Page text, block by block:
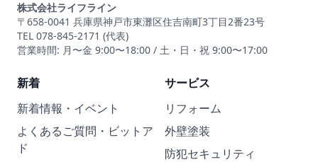
株式会社ライフライン
〒658-0041 兵庫県神戸市東灘区住吉南町3丁目2番23号
TEL 078-845-2171 (代表)
営業時間: 月〜金 9:00〜18:00 / 土・日・祝 9:00〜17:00
新着
新着情報・イベント
よくあるご質問・ビットア
ド
サービス
リフォーム
外壁塗装
防犯セキュリティ